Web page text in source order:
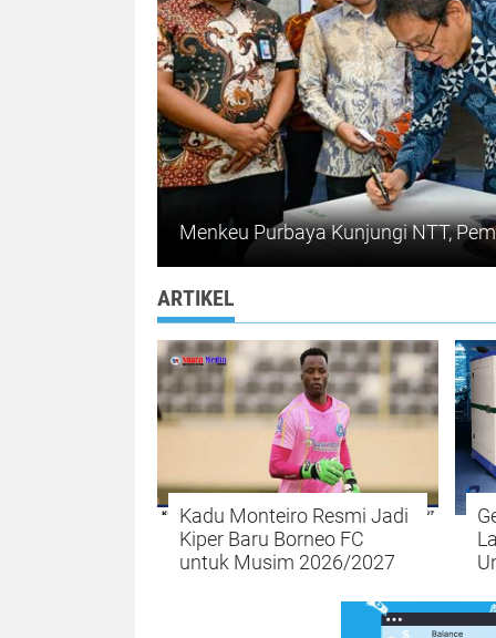
ARTIKEL
Kadu Monteiro Resmi Jadi
Kiper Baru Borneo FC
untuk Musim 2026/2027